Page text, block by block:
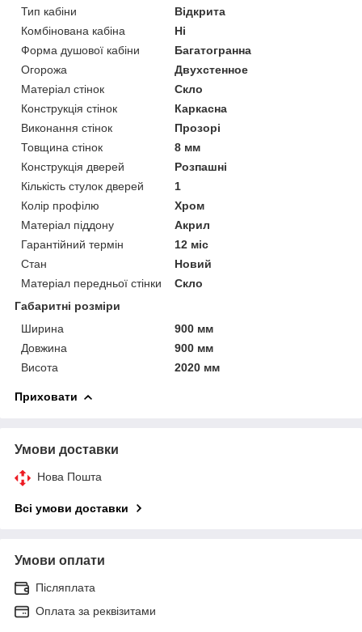
Тип кабіни
Відкрита
Комбінована кабіна
Ні
Форма душової кабіни
Багатогранна
Огорожа
Двухстенное
Матеріал стінок
Скло
Конструкція стінок
Каркасна
Виконання стінок
Прозорі
Товщина стінок
8 мм
Конструкція дверей
Розпашні
Кількість стулок дверей
1
Колір профілю
Хром
Матеріал піддону
Акрил
Гарантійний термін
12 міс
Стан
Новий
Матеріал передньої стінки
Скло
Габаритні розміри
Ширина
900 мм
Довжина
900 мм
Висота
2020 мм
Приховати
Умови доставки
Нова Пошта
Всі умови доставки
Умови оплати
Післяплата
Оплата за реквізитами